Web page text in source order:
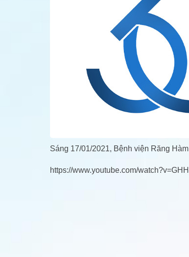
Sáng 17/01/2021, Bệnh viện Răng
https://www.youtube.com/